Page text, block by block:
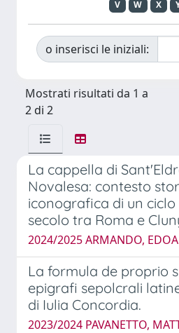
V
W X
o inserisci le iniziali:
Mostrati risultati da 1 a
2 di 2
La cappella di
Novalesa: contesto
iconografica di un
secolo tra Roma e
2024/2025 ARMANDO,
La formula de proprio
epigrafi sepolcrali
di Iulia Concordia.
2023/2024 PAVANETTO,